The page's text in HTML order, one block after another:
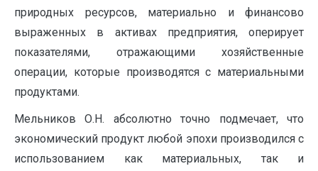
природных ресурсов, материально и финансово
выраженных в активах предприятия, оперирует
показателями, отражающими хозяйственные
операции, которые произво­дятся с материальными
продуктами.
Мельников О.Н. абсолютно точно подмечает, что
экономический про­дукт любой эпохи производился с
использованием как материальных, так и